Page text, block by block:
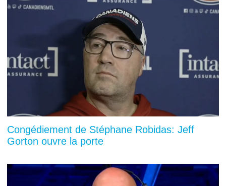
Congédiement de Stéphane Robidas: Jeff
Gorton ouvre la porte